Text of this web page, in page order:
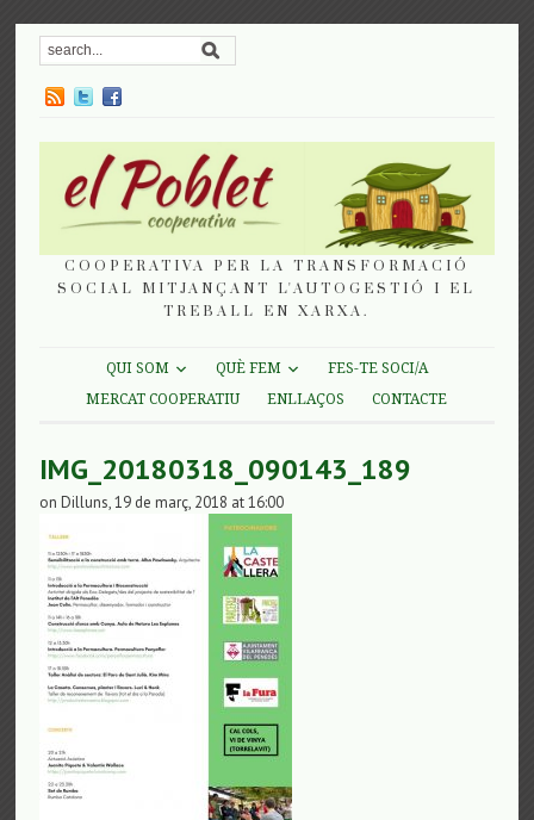
COOPERATIVA PER LA TRANSFORMACIÓ
SOCIAL MITJANÇANT L'AUTOGESTIÓ I EL
TREBALL EN XARXA.
QUI SOM QUÈ FEM
FES-TE SOCI/A
MERCAT COOPERATIU
ENLLAÇOS CONTACTE
IMG_20180318_090143_189
on Dilluns, 19 de març, 2018 at 16:00